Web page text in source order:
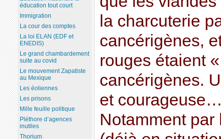
la charcuterie
cancérigènes,
rouges étaient
cancérigènes.
et
Notamment
éducation tout court
Immigration
La cour des comptes
La loi ELAN (EDF et
ENEDIS)
Le grand chambardement
suite au covid
Le mouvement Zapatiste
au Mexique
Les éoliennes
Les prisons
Mille feuille politique
Pléthore d’agences
inutiles
Thorium